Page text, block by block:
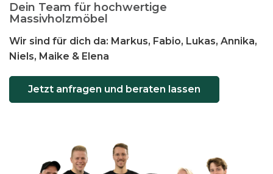
Dein Team für hochwertige
Massivholzmöbel
Wir sind für dich da: Markus, Fabio, Lukas, Annika,
Niels, Maike & Elena
Jetzt anfragen und beraten lassen